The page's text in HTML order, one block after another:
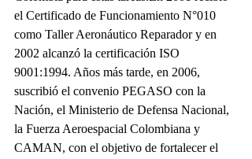
el Certificado de Funcionamiento N°010
como Taller Aeronáutico Reparador y en
2002 alcanzó la certificación ISO
9001:1994. Años más tarde, en 2006,
suscribió el convenio PEGASO con la
Nación, el Ministerio de Defensa Nacional,
la Fuerza Aeroespacial Colombiana y
CAMAN, con el objetivo de fortalecer el